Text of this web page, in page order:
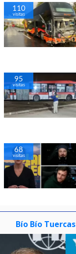
110
visitas
95
visitas
68
visitas
Bío Bío Tuercas